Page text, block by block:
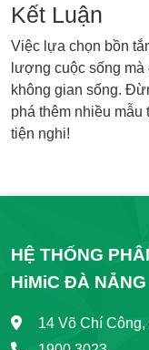
Kết Luận
Việc lựa chọn bồn
lượng cuộc sống
không gian sống.
phá thêm nhiều mẫu
tiện nghi!
HỆ THỐNG
HiMiC ĐÀ NẴNG
14 Võ Chí